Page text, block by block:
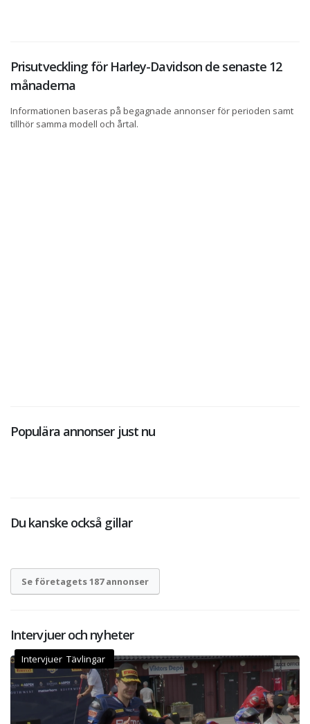
Prisutveckling för Harley-Davidson de senaste 12
månaderna
Informationen baseras på begagnade annonser för perioden samt
tillhör samma modell och årtal.
Populära annonser just nu
Du kanske också gillar
Se företagets 187 annonser
Intervjuer och nyheter
Intervjuer Tävlingar